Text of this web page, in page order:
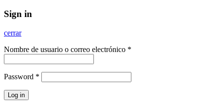
Sign in
cerrar
Nombre de usuario o correo electrónico *
Password *
Log in